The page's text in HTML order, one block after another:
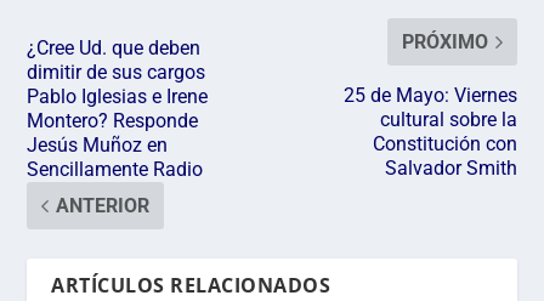
¿Cree Ud. que deben
dimitir de sus cargos
Pablo Iglesias e Irene
Montero? Responde
Jesús Muñoz en
Sencillamente Radio
ANTERIOR
PRÓXIMO
25 de Mayo: Viernes
cultural sobre la
Constitución con
Salvador Smith
ARTÍCULOS RELACIONADOS